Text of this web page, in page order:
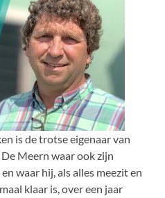
is de trotse eigenaar van
Meern waar ook zijn
waar hij, als alles meezit en
klaar is, over een jaar